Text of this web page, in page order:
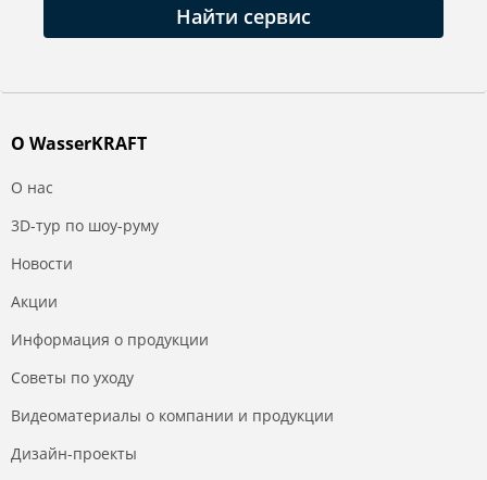
Найти сервис
О WasserKRAFT
О нас
3D-тур по шоу-руму
Новости
Акции
Информация о продукции
Советы по уходу
Видеоматериалы о компании и продукции
Дизайн-проекты